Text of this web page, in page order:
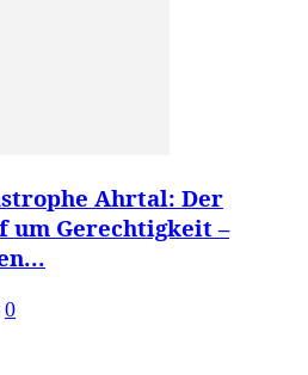
Ahrtal: Der
um Gerechtigkeit –
0